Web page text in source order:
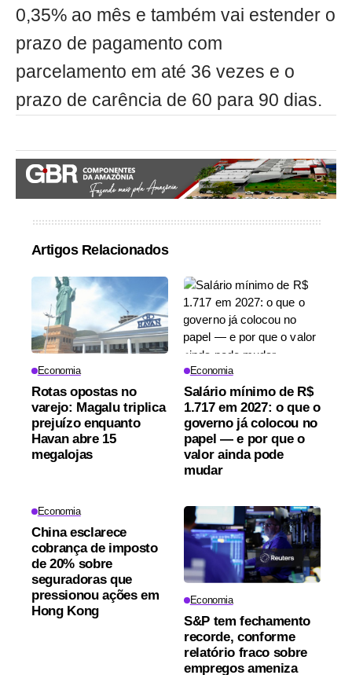
0,35% ao mês e também vai estender o
prazo de pagamento com
parcelamento em até 36 vezes e o
prazo de carência de 60 para 90 dias.
Artigos Relacionados
Economia
Rotas opostas no
varejo: Magalu triplica
prejuízo enquanto
Havan abre 15
megalojas
Economia
Salário mínimo de R$
1.717 em 2027: o que o
governo já colocou no
papel — e por que o
valor ainda pode
mudar
Economia
China esclarece
cobrança de imposto
de 20% sobre
seguradoras que
pressionou ações em
Hong Kong
Economia
S&P tem fechamento
recorde, conforme
relatório fraco sobre
empregos ameniza